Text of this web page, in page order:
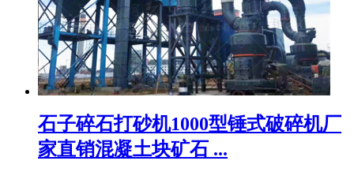
石子碎石打砂机1000型锤式破碎机厂
家直销混凝土块矿石 ...